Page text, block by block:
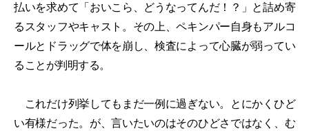
払いを求めて「おいこら、どうなってんだ！？」と詰め寄
るスタッフやキャスト。その上、ペキンパー自身もアルコ
ールとドラッグで体を崩し、検査によって心臓が弱ってい
ることが判明する。
これだけ列挙してもまだ一例に過ぎない。とにかくひど
い有様だった。が、言いたいのはそのひどさではなく、む